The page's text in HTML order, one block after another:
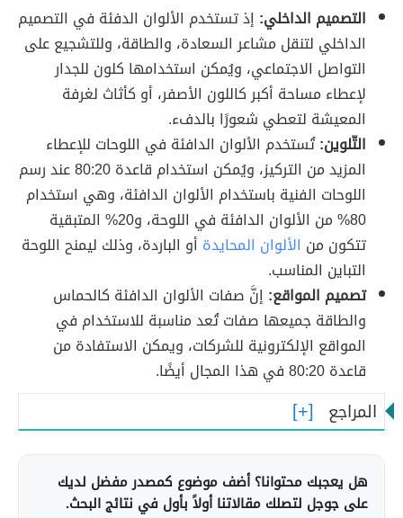
التصميم الداخلي: إذتستخدم الألوان الدفئة في التصميم
الداخلي لتنقل مشاعر السعادة، والطاقة، وللتشجيع على
التواصل الاجتماعي، ويُمكن استخدامها كلون للجدار
لإعطاء مساحة أكبر كاللون الأصفر، أو كأثاث لغرفة
المعيشة لتعطي شعورًا بالدفء.
التّلوين:تُستخدم الألوان الدافئة في اللوحات للإعطاء
المزيد من التركيز، ويُمكن استخدام قاعدة 80:20 عند رسم
اللوحات الفنية باستخدام الألوان الدافئة، وهي استخدام
80% من الألوان الدافئة في اللوحة، و20% المتبقية
تتكون من الألوان المحايدة أو الباردة، وذلك ليمنح اللوحة
التباين المناسب.
تصميم المواقع: إنَّ صفات الألوان الدافئة كالحماس
والطاقة جميعها صفات تُعد مناسبة للاستخدام في
المواقع الإلكترونية للشركات، ويمكن الاستفادة من
قاعدة 80:20 في هذا المجال أيضًا.
المراجع
هل يعجبك محتوانا؟ أضف موضوع كمصدر مفضل لديك
على جوجل لتصلك مقالاتنا أولاً بأول في نتائج البحث.